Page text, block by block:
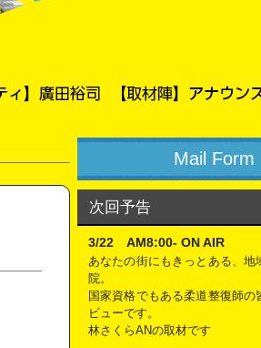
Mail Form
次回予告
3/22 AM8:00- ON AIR
あなたの街にもきっとある、地
院。
国家資格でもある柔道整復師の
ビューです。
林さくらANの取材です